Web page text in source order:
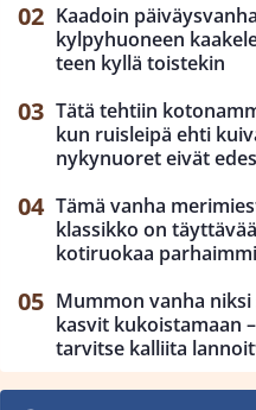
Kaadoin
kylpyhuoneen
teen kyllä toistekin
Tätä tehtiin
kun ruisleipä ehti
nykynuoret eivät
Tämä vanha
klassikko on täyttävää
kotiruokaa
Mummon vanha niksi
kasvit kukoistamaan
tarvitse kalliita